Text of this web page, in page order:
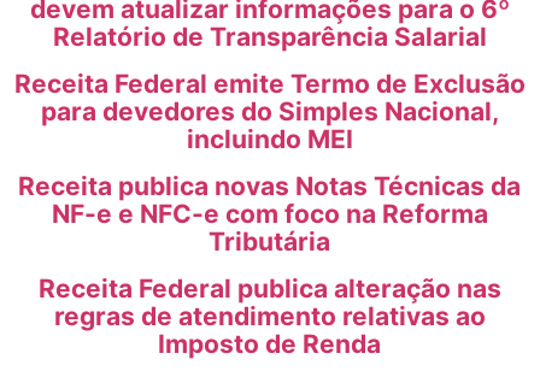
devem atualizar informações para o 6º
Relatório de Transparência Salarial
Receita Federal emite Termo de Exclusão
para devedores do Simples Nacional,
incluindo MEI
Receita publica novas Notas Técnicas da
NF-e e NFC-e com foco na Reforma
Tributária
Receita Federal publica alteração nas
regras de atendimento relativas ao
Imposto de Renda